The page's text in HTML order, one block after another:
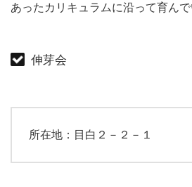
あったカリキュラムに沿って育んで
伸芽会
所在地：目白２－２－１